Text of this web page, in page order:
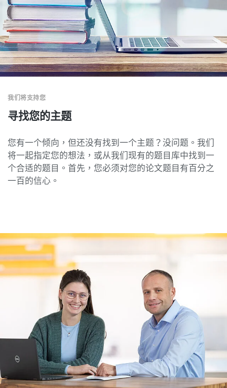
寻找您的主题
我们将支持您
您有一个倾向，但还没有找到一个主题？没问题。我们
将一起指定您的想法，或从我们现有的题目库中找到一
个合适的题目。首先，您必须对您的论文题目有百分之
一百的信心。